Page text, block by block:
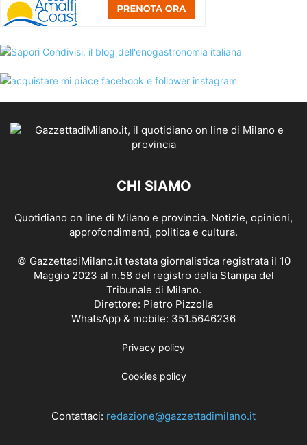
CHI SIAMO
Quotidiano on line di Milano e provincia. Notizie, opinioni,
approfondimenti, politica e cultura.
© GazzettadiMilano.it testata giornalistica registrata il 10
Maggio 2023 al n.58 del registro della Stampa del
Tribunale di Milano.
Direttore: Pietro Pizzolla
WhatsApp & mobile: 351.5646236
Privacy policy
Cookies policy
Contattaci: redazione@gazzettadimilano.it